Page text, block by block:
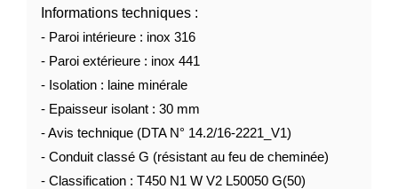
Informations techniques :
- Paroi intérieure : inox 316
- Paroi extérieure : inox 441
- Isolation : laine minérale
- Epaisseur isolant : 30 mm
- Avis technique (DTA N° 14.2/16-2221_V1)
- Conduit classé G (résistant au feu de cheminée)
- Classification : T450 N1 W V2 L50050 G(50)